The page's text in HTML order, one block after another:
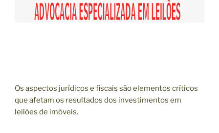
Os aspectos jurídicos e fiscais são elementos críticos
que afetam os resultados dos investimentos em
leilões de imóveis.